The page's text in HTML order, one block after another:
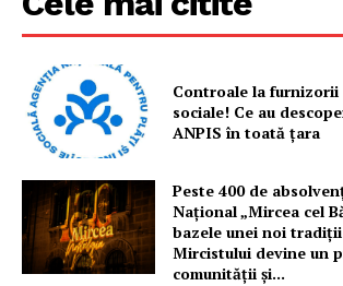
Controale la furnizorii
sociale! Ce au
ANPIS în toată țara
Peste 400 de
Național „Mircea cel
bazele unei noi
Mircistului devine un
comunității și...